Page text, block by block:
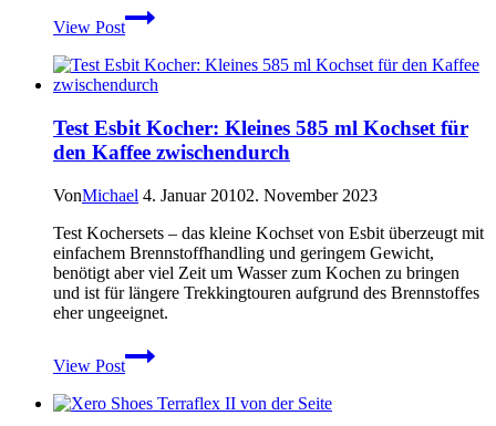
View Post
Down
Gloves
Expeditionshandschuhe
von
mit
Daunenfüllung
Test Esbit Kocher: Kleines 585 ml Kochset für
den Kaffee zwischendurch
VonMichael 4. Januar 20102. November 2023
Test Kochersets – das kleine Kochset von Esbit überzeugt mit
einfachem Brennstoffhandling und geringem Gewicht,
benötigt aber viel Zeit um Wasser zum Kochen zu bringen
und ist für längere Trekkingtouren aufgrund des Brennstoffes
eher ungeeignet.
View Post
Test
Esbit
Kleines